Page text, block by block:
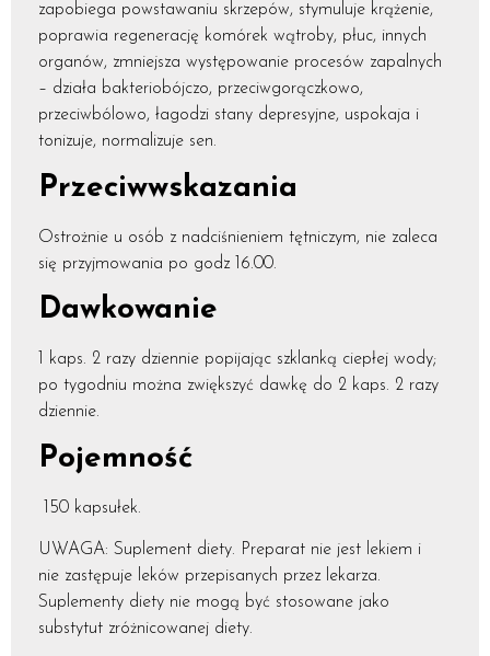
zapobiega powstawaniu skrzepów, stymuluje krążenie,
poprawia regenerację komórek wątroby, płuc, innych
organów, zmniejsza występowanie procesów zapalnych
– działa bakteriobójczo, przeciwgorączkowo,
przeciwbólowo, łagodzi stany depresyjne, uspokaja i
tonizuje, normalizuje sen.
Przeciwwskazania
Ostrożnie u osób z nadciśnieniem tętniczym, nie zaleca
się przyjmowania po godz 16.00.
Dawkowanie
1 kaps. 2 razy dziennie popijając szklanką ciepłej wody;
po tygodniu można zwiększyć dawkę do 2 kaps. 2 razy
dziennie.
Pojemność
150 kapsułek.
UWAGA: Suplement diety. Preparat nie jest lekiem i
nie zastępuje leków przepisanych przez lekarza.
Suplementy diety nie mogą być stosowane jako
substytut zróżnicowanej diety.